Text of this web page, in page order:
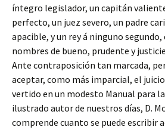
íntegro legislador, un capitán
perfecto, un juez severo, un padre
apacible, y un rey á ninguno
nombres de bueno, prudente y
Ante contraposición tan marcada,
aceptar, como más imparcial, el
vertido en un modesto Manual para
ilustrado autor de nuestros días, D.
comprende cuanto se puede escribir